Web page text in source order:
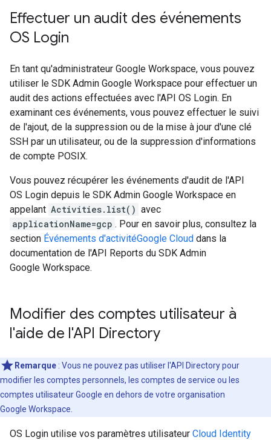
Effectuer un audit des événements
OS Login
En tant qu'administrateur Google Workspace, vous pouvez
utiliser le SDK Admin Google Workspace pour effectuer un
audit des actions effectuées avec l'API OS Login. En
examinant ces événements, vous pouvez effectuer le suivi
de l'ajout, de la suppression ou de la mise à jour d'une clé
SSH par un utilisateur, ou de la suppression d'informations
de compte POSIX.
Vous pouvez récupérer les événements d'audit de l'API
OS Login depuis le SDK Admin Google Workspace en
appelant Activities.list() avec
applicationName=gcp . Pour en savoir plus, consultez la
section Événements d'activitéGoogle Cloud dans la
documentation de l'API Reports du SDK Admin
Google Workspace.
Modifier des comptes utilisateur à
l'aide de l'API Directory
Remarque : Vous ne pouvez pas utiliser l'API Directory pour
modifier les comptes personnels, les comptes de service ou les
comptes utilisateur Google en dehors de votre organisation
Google Workspace.
OS Login utilise vos paramètres utilisateur Cloud Identity